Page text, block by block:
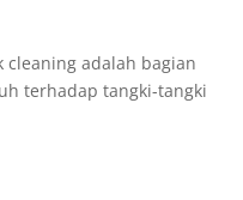
cleaning adalah bagian
terhadap tangki-tangki